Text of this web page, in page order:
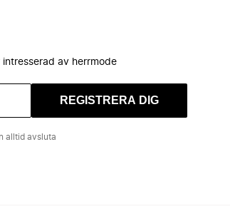
intresserad av herrmode
REGISTRERA DIG
alltid avsluta